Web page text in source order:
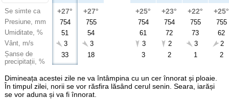
Se simte ca
Presiune, mm
Umiditate, %
Vânt, m/s
Șanse de
precipitații, %
+27°
754
51
3
33
+27°
755
54
3
18
+25°
754
61
3
3
+23°
754
72
2
2
+22°
755
73
3
1
+25°
755
62
2
2
Dimineața acestei zile ne va întâmpina cu un cer înnorat și ploaie.
În timpul zilei, norii se vor răsfira lăsând cerul senin. Seara, iarăși
se vor aduna și va fi înnorat.